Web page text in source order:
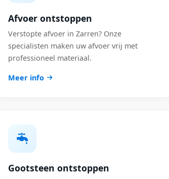
Afvoer ontstoppen
Verstopte afvoer in Zarren? Onze
specialisten maken uw afvoer vrij met
professioneel materiaal.
Meer info
Gootsteen ontstoppen